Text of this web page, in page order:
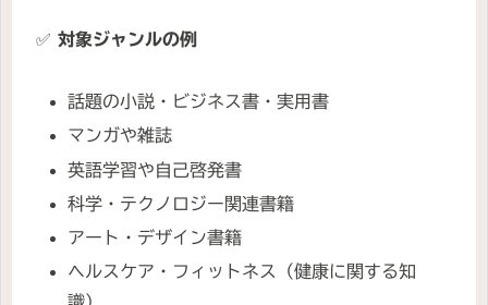
✅ 対象ジャンルの例
話題の小説・ビジネス書・実用書
マンガや雑誌
英語学習や自己啓発書
科学・テクノロジー関連書籍
アート・デザイン書籍
ヘルスケア・フィットネス（健康に関する知